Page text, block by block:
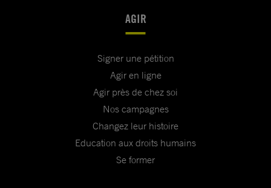
AGIR
Signer une pétition
Agir en ligne
Agir près de chez soi
Nos campagnes
Changez leur histoire
Education aux droits humains
Se former